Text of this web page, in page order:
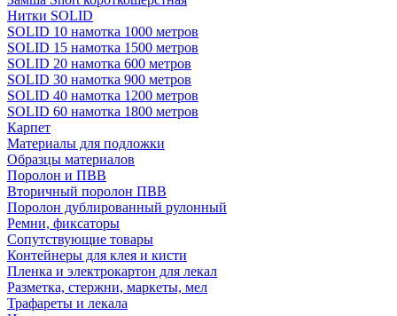
Нитки SOLID
SOLID 10 намотка 1000 метров
SOLID 15 намотка 1500 метров
SOLID 20 намотка 600 метров
SOLID 30 намотка 900 метров
SOLID 40 намотка 1200 метров
SOLID 60 намотка 1800 метров
Карпет
Материалы для подложки
Образцы материалов
Поролон и ПВВ
Вторичный поролон ПВВ
Поролон дублированный рулонный
Ремни, фиксаторы
Сопутствующие товары
Контейнеры для клея и кисти
Пленка и электрокартон для лекал
Разметка, стержни, маркеты, мел
Трафареты и лекала